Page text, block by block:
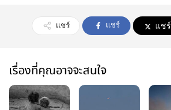
แชร์ แชร์ แชร์
เรื่องที่คุณอาจจะสนใจ